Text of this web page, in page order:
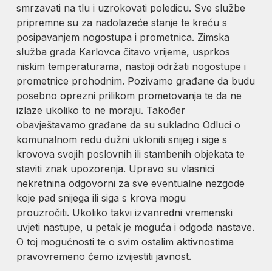
smrzavati na tlu i uzrokovati poledicu. Sve službe
pripremne su za nadolazeće stanje te kreću s
posipavanjem nogostupa i prometnica. Zimska
služba grada Karlovca čitavo vrijeme, usprkos
niskim temperaturama, nastoji održati nogostupe i
prometnice prohodnim. Pozivamo građane da budu
posebno oprezni prilikom prometovanja te da ne
izlaze ukoliko to ne moraju. Također
obavještavamo građane da su sukladno Odluci o
komunalnom redu dužni ukloniti snijeg i sige s
krovova svojih poslovnih ili stambenih objekata te
staviti znak upozorenja. Upravo su vlasnici
nekretnina odgovorni za sve eventualne nezgode
koje pad snijega ili siga s krova mogu
prouzročiti. Ukoliko takvi izvanredni vremenski
uvjeti nastupe, u petak je moguća i odgoda nastave.
O toj mogućnosti te o svim ostalim aktivnostima
pravovremeno ćemo izvijestiti javnost.